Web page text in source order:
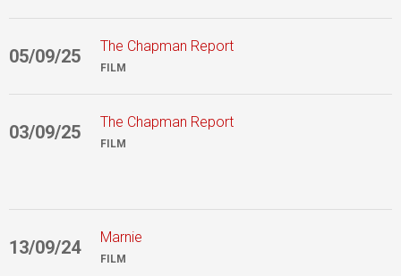
05/09/25 The Chapman Report
FILM
03/09/25 The Chapman Report
FILM
13/09/24 Marnie
FILM